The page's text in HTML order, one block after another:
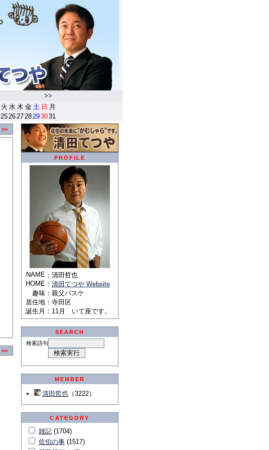
>>
火 水 木 金 土 日 月
25262728293031
>>
>>
PROFILE
NAME ： 清田哲也
HOME ： 清田てつや Website
趣味 ： 親父バスケ
居住地 ： 寺田区
誕生月 ： 11月 いて座です。
SEARCH
検索語句
MEMBER
清田哲也 （3222）
CATEGORY
雑記 (1704)
佐伯の事 (1517)